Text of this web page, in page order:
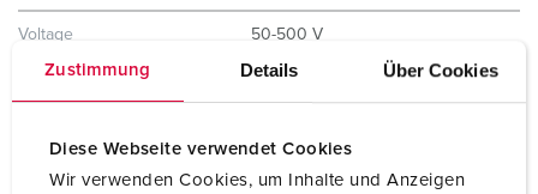
Zustimmung Details Über Cookies
Diese Webseite verwendet Cookies
Wir verwenden Cookies, um Inhalte und Anzeigen
Voltage 50-500 V
Aansluittechniek schroefklemmen